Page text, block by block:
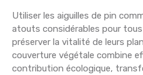
Utiliser les aiguilles de pin
atouts considérables pour
préserver la vitalité de leurs
couverture végétale combine
contribution écologique,